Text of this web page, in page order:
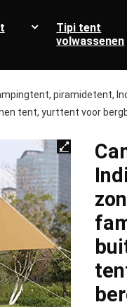
Tipi tent
volwassenen
piramidetent,
tent, yurttent voor